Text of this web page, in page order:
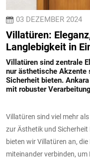
03 DEZEMBER 2024
Villatüren:
Langlebigkeit in
Villatüren sind zentrale
nur ästhetische Akzente
Sicherheit bieten.
mit robuster
Villatüren sind viel mehr
zur Ästhetik und Sicherheit
bieten wir Villatüren an,
miteinander verbinden,